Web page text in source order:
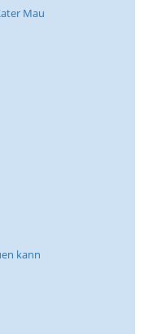
Mau
kann